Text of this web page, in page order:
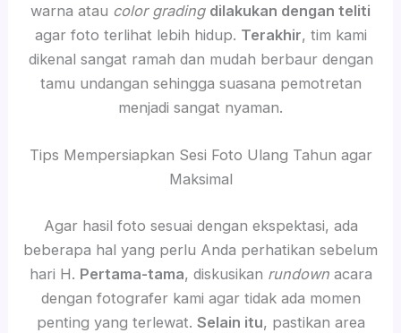
warna atau color grading dilakukan dengan teliti
agar foto terlihat lebih hidup. Terakhir, tim kami
dikenal sangat ramah dan mudah berbaur dengan
tamu undangan sehingga suasana pemotretan
menjadi sangat nyaman.
Tips Mempersiapkan Sesi Foto Ulang Tahun agar
Maksimal
Agar hasil foto sesuai dengan ekspektasi, ada
beberapa hal yang perlu Anda perhatikan sebelum
hari H. Pertama-tama, diskusikan rundownacara
dengan fotografer kami agar tidak ada momen
penting yang terlewat. Selain itu, pastikan area